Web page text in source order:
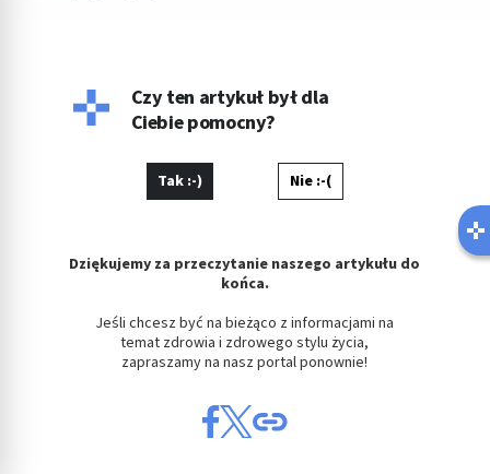
Czy ten artykuł był dla
Ciebie pomocny?
Tak :-) Nie :-(
Dziękujemy za przeczytanie naszego artykułu do
końca.
Jeśli chcesz być na bieżąco z informacjami na
temat zdrowia i zdrowego stylu życia,
zapraszamy na nasz portal ponownie!